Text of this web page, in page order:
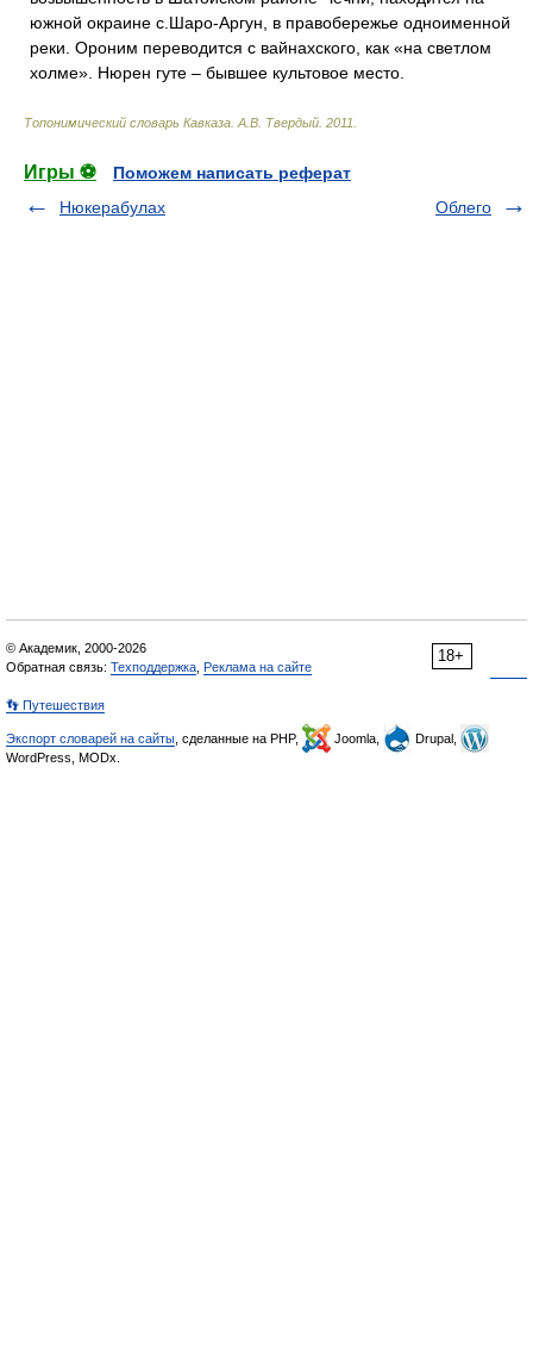
южной окраине с.Шаро-Аргун, в правобережье одноименной
реки. Ороним переводится с вайнахского, как «на светлом
холме». Нюрен гуте – бывшее культовое место.
Топонимический словарь Кавказа А.В. Твердый 2011
Игры ⚽
Поможем написать реферат
Нюкерабулах
Облего
18+
© Академик, 2000-2026
Обратная связь: Техподдержка Реклама на сайте
👣 Путешествия
Экспорт словарей на сайты , сделанные на PHP, Joomla,
Drupal,
WordPress, MODx.